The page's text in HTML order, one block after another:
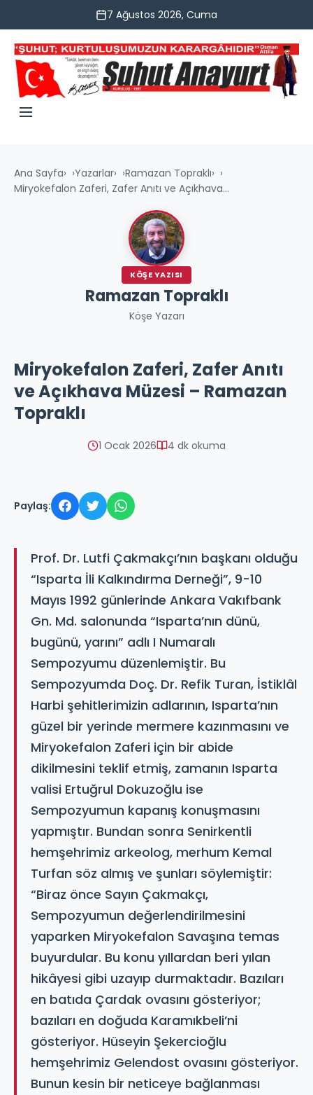
7 Ağustos 2026, Cuma
Ana Sayfa› Yazarlar› Ramazan Topraklı›
Miryokefalon Zaferi, Zafer Anıtı ve Açıkhava...
KÖŞE YAZISI
Ramazan Topraklı
Köşe Yazarı
Miryokefalon Zaferi, Zafer Anıtı
ve Açıkhava Müzesi – Ramazan
Topraklı
1 Ocak 2026 4 dk okuma
Paylaş:
Prof. Dr. Lutfi Çakmakçı’nın başkanı olduğu
“Isparta İli Kalkındırma Derneği”, 9-10
Mayıs 1992 günlerinde Ankara Vakıfbank
Gn. Md. salonunda “Isparta’nın dünü,
bugünü, yarını” adlı I Numaralı
Sempozyumu düzenlemiştir. Bu
Sempozyumda Doç. Dr. Refik Turan, İstiklâl
Harbi şehitlerimizin adlarının, Isparta’nın
güzel bir yerinde mermere kazınmasını ve
Miryokefalon Zaferi için bir abide
dikilmesini teklif etmiş, zamanın Isparta
valisi Ertuğrul Dokuzoğlu ise
Sempozyumun kapanış konuşmasını
yapmıştır. Bundan sonra Senirkentli
hemşehrimiz arkeolog, merhum Kemal
Turfan söz almış ve şunları söylemiştir:
“Biraz önce Sayın Çakmakçı,
Sempozyumun değerlendirilmesini
yaparken Miryokefalon Savaşına temas
buyurdular. Bu konu yıllardan beri yılan
hikâyesi gibi uzayıp durmaktadır. Bazıları
en batıda Çardak ovasını gösteriyor;
bazıları en doğuda Karamıkbeli’ni
gösteriyor. Hüseyin Şekercioğlu
hemşehrimiz Gelendost ovasını gösteriyor.
Bunun kesin bir neticeye bağlanması